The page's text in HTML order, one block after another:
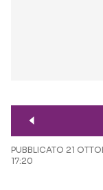
PUBBLICATO 21
17:20